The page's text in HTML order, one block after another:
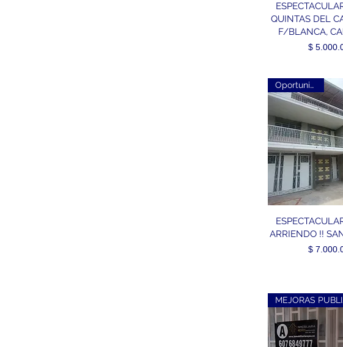
QUINTAS DEL
F/BLANCA,
$
Oportunidad!!
ARRIENDO !!
$